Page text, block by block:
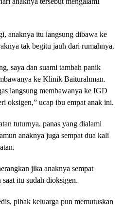
anaknya itu langsung dibawa ke
tak begitu jauh dari rumahnya.
saya dan suami tambah panik
ke Klinik Baiturahman.
langsung membawanya ke IGD
oksigen,” ucap ibu empat anak ini.
tuturnya, panas yang dialami
anaknya juga sempat dua kali
jika anaknya sempat
itu sudah dioksigen.
pihak keluarga pun memutuskan